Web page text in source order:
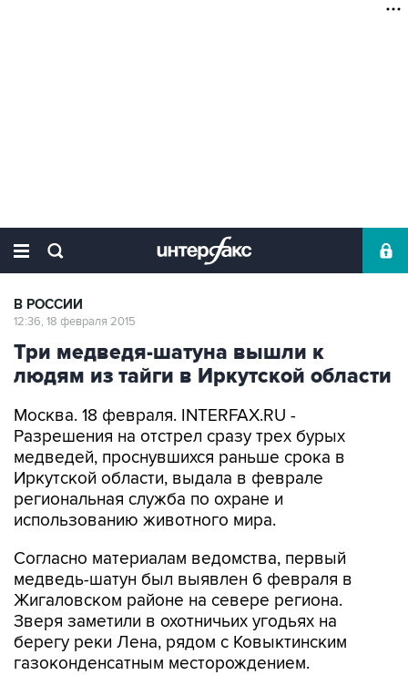
В РОССИИ
12:36, 18 февраля 2015
Три медведя-шатуна вышли к
людям из тайги в Иркутской области
Москва. 18 февраля. INTERFAX.RU -
Разрешения на отстрел сразу трех бурых
медведей, проснувшихся раньше срока в
Иркутской области, выдала в феврале
региональная служба по охране и
использованию животного мира.
Согласно материалам ведомства, первый
медведь-шатун был выявлен 6 февраля в
Жигаловском районе на севере региона.
Зверя заметили в охотничьих угодьях на
берегу реки Лена, рядом с Ковыктинским
газоконденсатным месторождением.